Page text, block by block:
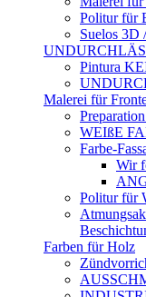
Politur für
Suelos
Pintura
Malerei für
WEIßE
Farbe-
Wir
Politur für
Farben für Holz